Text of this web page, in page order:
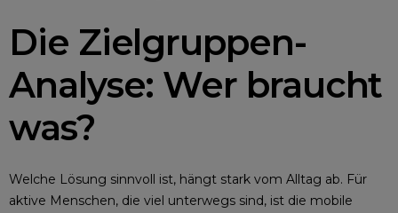
Die Zielgruppen-
Analyse: Wer braucht
was?
Welche Lösung sinnvoll ist, hängt stark vom Alltag ab. Für
aktive Menschen, die viel unterwegs sind, ist die mobile